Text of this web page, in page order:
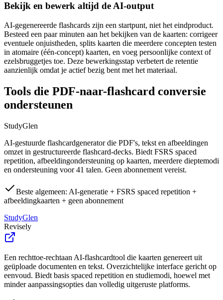
Bekijk en bewerk altijd de AI-output
AI-gegenereerde flashcards zijn een startpunt, niet het eindproduct.
Besteed een paar minuten aan het bekijken van de kaarten: corrigeer
eventuele onjuistheden, splits kaarten die meerdere concepten testen
in atomaire (één-concept) kaarten, en voeg persoonlijke context of
ezelsbruggetjes toe. Deze bewerkingsstap verbetert de retentie
aanzienlijk omdat je actief bezig bent met het materiaal.
Tools die PDF-naar-flashcard conversie
ondersteunen
StudyGlen
AI-gestuurde flashcardgenerator die PDF's, tekst en afbeeldingen
omzet in gestructureerde flashcard-decks. Biedt FSRS spaced
repetition, afbeeldingondersteuning op kaarten, meerdere dieptemodi
en ondersteuning voor 41 talen. Geen abonnement vereist.
Beste algemeen: AI-generatie + FSRS spaced repetition +
afbeeldingkaarten + geen abonnement
StudyGlen
Revisely
Een rechttoe-rechtaan AI-flashcardtool die kaarten genereert uit
geüploade documenten en tekst. Overzichtelijke interface gericht op
eenvoud. Biedt basis spaced repetition en studiemodi, hoewel met
minder aanpassingsopties dan volledig uitgeruste platforms.